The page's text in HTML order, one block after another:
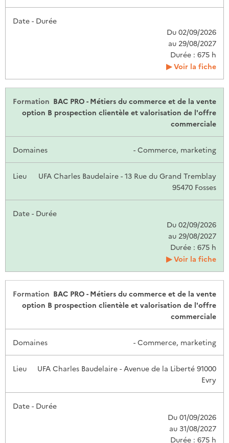
Du 02/09/2026
au 29/08/2027
Durée : 675 h
Voir la fiche
BAC PRO - Métiers du commerce et de la vente
option B prospection clientèle et valorisation de l'offre
commerciale
- Commerce, marketing
UFA Charles Baudelaire - 13 Rue du Grand Tremblay
95470 Fosses
Du 02/09/2026
au 29/08/2027
Durée : 675 h
Voir la fiche
BAC PRO - Métiers du commerce et de la vente
option B prospection clientèle et valorisation de l'offre
commerciale
- Commerce, marketing
UFA Charles Baudelaire - Avenue de la Liberté 91000
Evry
Du 01/09/2026
au 31/08/2027
Durée : 675 h